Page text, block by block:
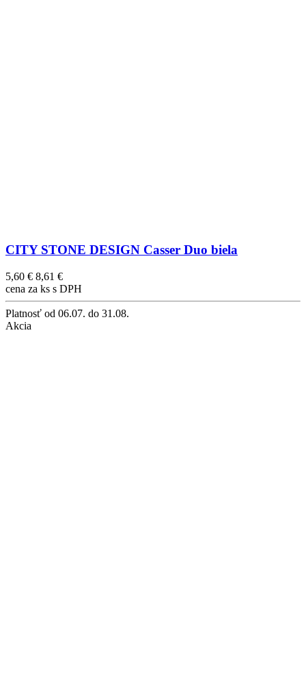
CITY STONE DESIGN Casser Duo biela
5,60 € 8,61 €
cena za ks s DPH
Platnosť od 06.07. do 31.08.
Akcia